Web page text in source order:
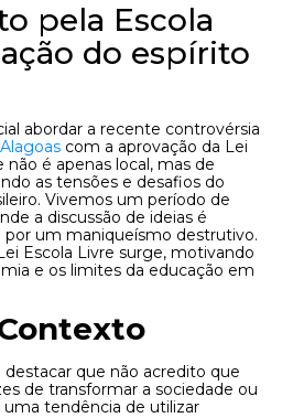
pela Escola
do espírito
abordar a recente controvérsia
com a aprovação da Lei
é apenas local, mas de
as tensões e desafios do
Vivemos um período de
a discussão de ideias é
um maniqueísmo destrutivo.
Escola Livre surge, motivando
e os limites da educação em
que não acredito que
de transformar a sociedade ou
uma tendência de utilizar